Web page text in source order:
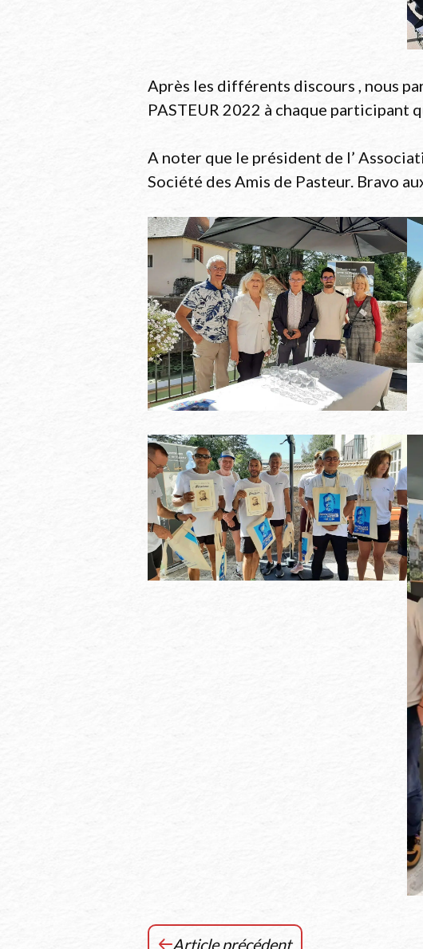
Après les différents discours , nous
PASTEUR 2022 à chaque participant
A noter que le président de l’
Société des Amis de Pasteur. Bravo
Article précédent